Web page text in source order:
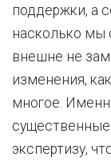
поддержки, а
насколько мы
внешне не
изменения,
многое.
экспертизу,